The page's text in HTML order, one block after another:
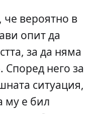
вероятно в
опит да
за да няма
Според него за
ситуация,
му е бил